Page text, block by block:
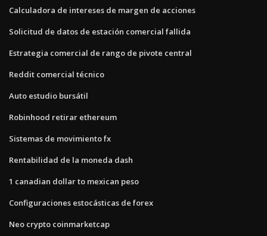
Calculadora de intereses de margen de acciones
Solicitud de datos de estación comercial fallida
Estrategia comercial de rango de pivote central
Reddit comercial técnico
Auto estudio bursátil
Robinhood retirar ethereum
Sistemas de movimiento fx
Rentabilidad de la moneda dash
1 canadian dollar to mexican peso
Configuraciones estocásticas de forex
Neo crypto coinmarketcap